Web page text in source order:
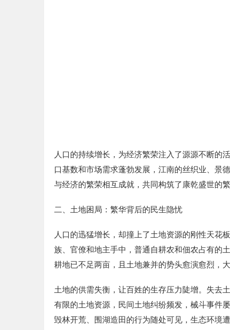
人口的持续增长，为经济繁荣注入了源源不断的
口基数和市场需求蓬勃发展，江南的丝织业、景
与经济的繁荣相互成就，共同构筑了康乾盛世的
二、土地困局：繁华背后的民生隐忧
人口的迅猛增长，却撞上了土地资源的刚性天花
族、官僚和地主手中，普通自耕农和佃农占有的
耕地已不足两亩，且土地兼并的势头愈演愈烈，
土地的供需失衡，让百姓的生存压力陡增。失去
有限的土地资源，民间土地纠纷频发，械斗事件
毁林开荒、围湖造田的行为随处可见，生态环境